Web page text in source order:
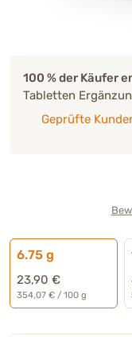
100 % der Käufer
Tabletten
Geprüfte
6.75 g
23,90 €
354,07 € / 100 g